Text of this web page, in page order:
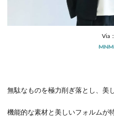
Via：
無駄なものを極力削ぎ落とし、美
機能的な素材と美しいフォルムが